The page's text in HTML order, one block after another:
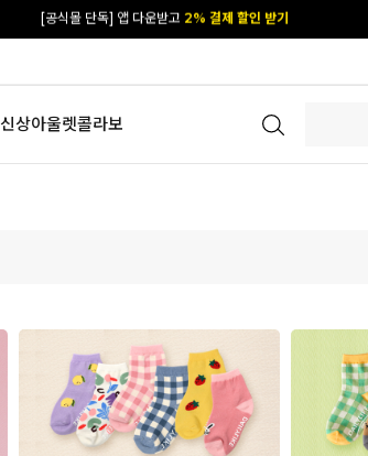
카카오 플친 추가하면1천원 즉시 할인 쿠폰
신상아울렛콜라보